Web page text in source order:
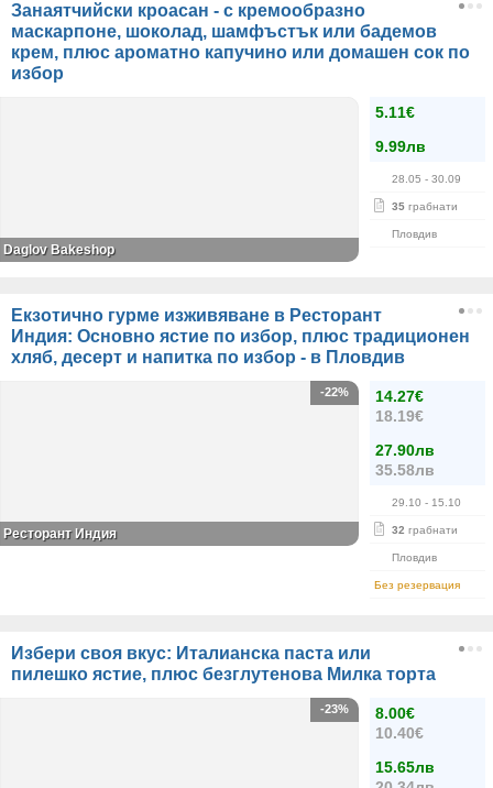
Занаятчийски кроасан - с кремообразно
маскарпоне, шоколад, шамфъстък или бадемов
крем, плюс ароматно капучино или домашен сок по
избор
5.11€
9.99лв
28.05 - 30.09
35 грабнати
Пловдив
Daglov Bakeshop
Екзотично гурме изживяване в Ресторант
Индия: Основно ястие по избор, плюс традиционен
хляб, десерт и напитка по избор - в Пловдив
14.27€
18.19€
27.90лв
35.58лв
29.10 - 15.10
32 грабнати
Пловдив
Без резервация
-22%
Ресторант Индия
Избери своя вкус: Италианска паста или
пилешко ястие, плюс безглутенова Милка торта
8.00€
10.40€
15.65лв
-23%